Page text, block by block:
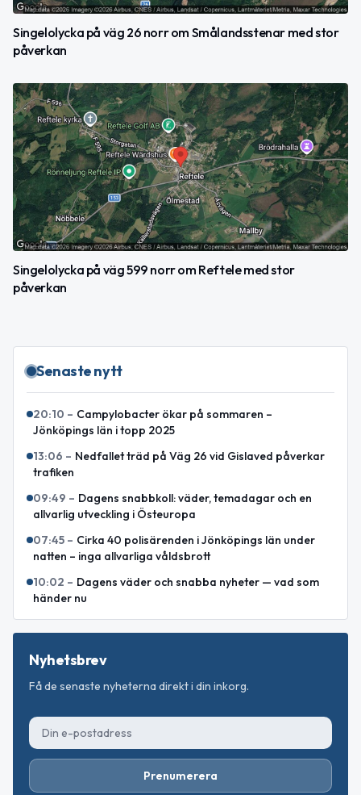
Singelolycka på väg 26 norr om Smålandsstenar med stor
påverkan
Singelolycka på väg 599 norr om Reftele med stor
påverkan
Senaste nytt
20:10 – Campylobacter ökar på sommaren –
Jönköpings län i topp 2025
13:06 – Nedfallet träd på Väg 26 vid Gislaved påverkar
trafiken
09:49 – Dagens snabbkoll: väder, temadagar och en
allvarlig utveckling i Östeuropa
07:45 – Cirka 40 polisärenden i Jönköpings län under
natten – inga allvarliga våldsbrott
10:02 – Dagens väder och snabba nyheter — vad som
händer nu
Nyhetsbrev
Få de senaste nyheterna direkt i din inkorg.
Prenumerera